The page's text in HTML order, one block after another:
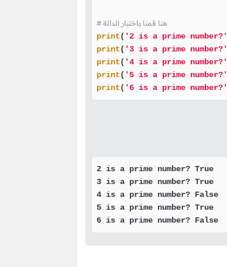
# هنا قمنا باختبار الدالة
print( '2 is a prime number?'
print( '3 is a prime number?'
print( '4 is a prime number?'
print( '5 is a prime number?'
print( '6 is a prime number?'
2 is a prime number? True
3 is a prime number? True
4 is a prime number? False
5 is a prime number? True
6 is a prime number? False